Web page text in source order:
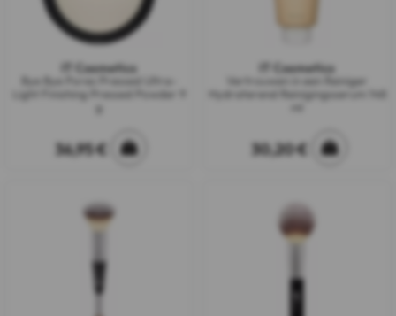
IT Cosmetics
Bye Bye Pores Pressed Ultra-
Light Finishing Pressed Powder 9
g
36,95 €
IT Cosmetics
Vertrouwen in een Reiniger
Hydraterend Reinigingsserum 148
30,20 €